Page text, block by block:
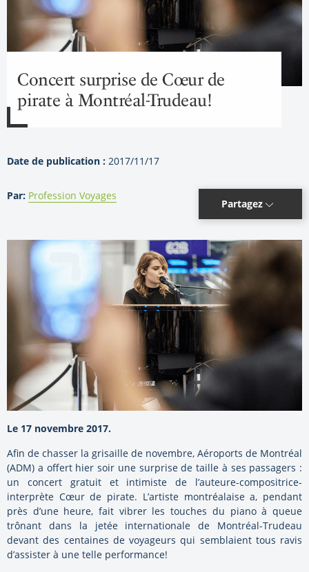
Concert surprise de Cœur de
pirate à Montréal-Trudeau!
Date de publication : 2017/11/17
Par: Profession Voyages
Partagez
Le 17 novembre 2017.
Afin de chasser la grisaille de novembre, Aéroports de Montréal
(ADM) a offert hier soir une surprise de taille à ses passagers :
un concert gratuit et intimiste de l’auteure-compositrice-
interprète Cœur de pirate. L’artiste montréalaise a, pendant
près d’une heure, fait vibrer les touches du piano à queue
trônant dans la jetée internationale de Montréal-Trudeau
devant des centaines de voyageurs qui semblaient tous ravis
d’assister à une telle performance!